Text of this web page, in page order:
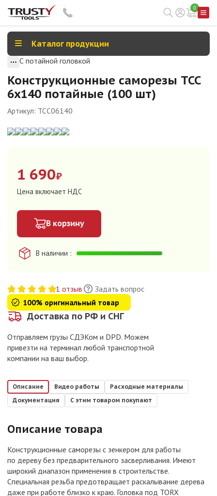
0
Каталог продукции
С потайной головкой
Конструкционные саморезы TCC
6х140 потайные (100 шт)
Артикул: TCC06140
1 690₽
Цена включает НДС
В корзину
В наличии
1 отзыв
Задать вопрос
100% оригинальный товар
Доставка по РФ и СНГ
Отправляем грузы СДЭКом и DPD. Можем
привезти на терминал любой транспортной
компании на ваш выбор.
Описание Видео работы
Расходные материалы
Документация
С этим товаром покупают
Описание товара
Конструкционные саморезы с зенкером для работы
по дереву без предварительного засверливания. Имеют
широкий диапазон применения в строительстве.
Специальная резьба предотвращает раскалывание дерева
даже при работе близко к краю. Головка под TORX